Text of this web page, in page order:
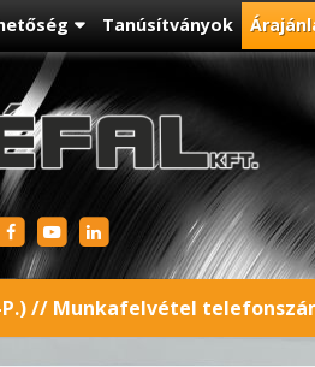
Tanúsítványok
// Munkafelvétel